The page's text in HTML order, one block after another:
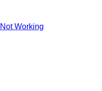
Not Working